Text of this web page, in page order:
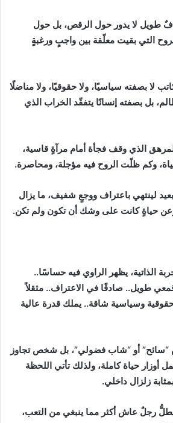
طويل لا يدور حول الرقص، بل حول
التي بقيت معلّقة بين واجبٍ ورغبةٍ
لا بصفته سياسيًا، ولا حقوقيًا، ولا مناضلًا
بل بصفته إنسانًا يتفقّد الخراب الذي
الذي وقف فجأة أمام مرآةٍ قاسية،
وكم ظلّت الروح فيه مؤجلة، ومحاصرة.
لينتهي باعتراف ووجعٍ شفيف، ما يزال
حياةٍ كانت على وشك أن تكون ولم تكن.
الذاتية، يظهر الراوي فيه حساسًا..
طويل.. صادقًا في الاعتراف.. مثقلاً
وسياسية شاقة.. يملك قدرة عالية
“سائح” أو “شاب فضولي”، بل شخص تجاوز
أوزار حياة كاملة، ولذلك تأتي اللحظة
زلزال داخلي.
رجلٌ عاش أكثر مما ينبغي من التعب،